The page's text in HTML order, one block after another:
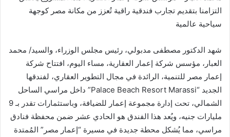
التزامنا بتقديم تجارب فندقية راقية تُعزز من مكانة مصر كوجهة
سياحية عالمية
شهد الدكتور مصطفى مدبولي، رئيس مجلس الوزراء، والسيد/ محمد
العبار، مؤسس شركة إعمار العقارية، مساء اليوم، افتتاح شركة
إعمار مصر للتنمية، الرائدة في مجال التطوير العقاري، لفندقها
الجديد “Palace Beach Resort Marassi” داخل مراسي الساحل
الشمالي، تحت إدارة مجموعة إعمار للضيافة، وباستثمارات تقدر بـ 9
مليارات جنيه، ويُعد هذا الفندق هو الحادي عشر ضمن محفظة فنادق
مراسي، مما يُشكل محطة جديدة في مسيرة “إعمار مصر” المُمتدة